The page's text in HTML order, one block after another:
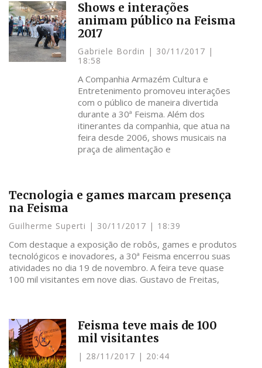
Shows e interações
animam público na Feisma
2017
Gabriele Bordin
30/11/2017
18:58
A Companhia Armazém Cultura e
Entretenimento promoveu interações
com o público de maneira divertida
durante a 30ª Feisma. Além dos
itinerantes da companhia, que atua na
feira desde 2006, shows musicais na
praça de alimentação e
Tecnologia e games marcam presença
na Feisma
Guilherme Superti 30/11/2017 18:39
Com destaque a exposição de robôs, games e produtos
tecnológicos e inovadores, a 30ª Feisma encerrou suas
atividades no dia 19 de novembro. A feira teve quase
100 mil visitantes em nove dias. Gustavo de Freitas,
Feisma teve mais de 100
mil visitantes
28/11/2017 20:44